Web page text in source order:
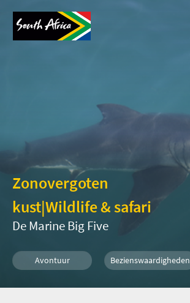
Zonovergoten
kust|Wildlife & safari
De Marine Big Five
Avontuur Bezienswaardigheden